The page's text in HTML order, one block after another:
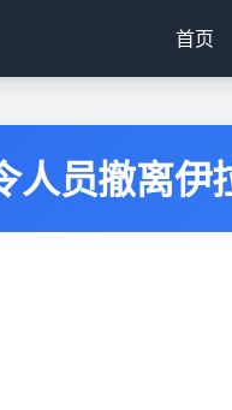
首页
人员撤离伊